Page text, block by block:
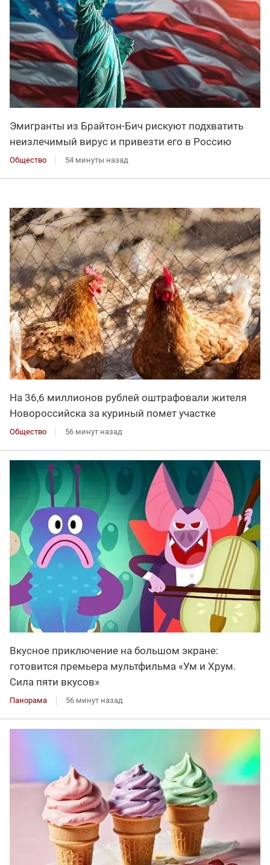
Эмигранты из Брайтон-Бич рискуют подхватить
неизлечимый вирус и привезти его в Россию
Общество 54 минуты назад
На 36,6 миллионов рублей оштрафовали жителя
Новороссийска за куриный помет участке
Общество 56 минут назад
Вкусное приключение на большом экране:
готовится премьера мультфильма «Ум и Хрум.
Сила пяти вкусов»
Панорама 56 минут назад